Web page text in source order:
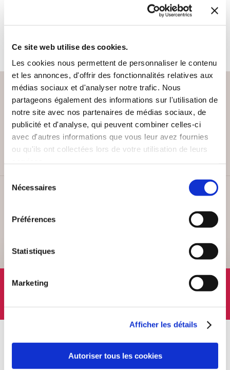
Ce site web utilise des cookies.
Les cookies nous permettent de personnaliser le contenu
et les annonces, d'offrir des fonctionnalités relatives aux
médias sociaux et d'analyser notre trafic. Nous
partageons également des informations sur l'utilisation de
notre site avec nos partenaires de médias sociaux, de
publicité et d'analyse, qui peuvent combiner celles-ci
avec d'autres informations que vous leur avez fournies
ou qu'ils ont collectées lors de votre utilisation de leurs
Nécessaires
Préférences
Statistiques
Marketing
Afficher les détails
Autoriser tous les cookies
pour le moment.
PAIEMENT SÉCURISÉ
À PROPOS OFFRES